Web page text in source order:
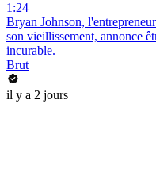
1:24
Bryan Johnson,
son vieillissement, annonce
incurable.
Brut
il y a 2 jours